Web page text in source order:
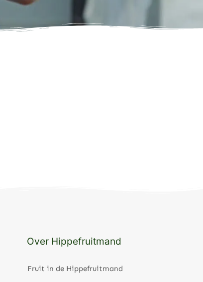
Over Hippefruitmand
Fruit in de Hippefruitmand